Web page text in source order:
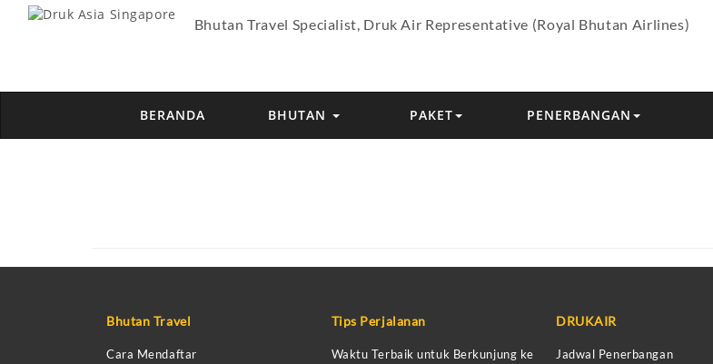
Bhutan Travel Specialist, Druk Air Representative (Royal Bhutan Airlines)
BERANDA BHUTAN PAKET PENERBANGAN
Bhutan Travel
Cara Mendaftar
Tips Perjalanan
Waktu Terbaik untuk Berkunjung ke
DRUKAIR
Jadwal Penerbangan